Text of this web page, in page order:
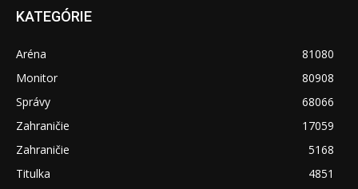
KATEGÓRIE
Aréna
81080
Monitor
80908
Správy
68066
Zahraničie
17059
Zahraničie
5168
Titulka
4851